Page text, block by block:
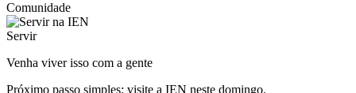
Comunidade
Servir
Venha viver isso com a gente
Próximo passo simples: visite a IEN neste domingo.